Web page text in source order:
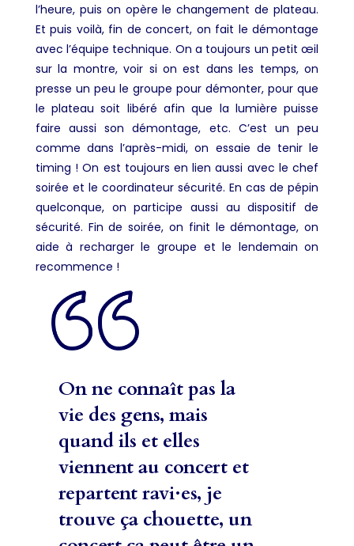
l’heure, puis on opère le changement de plateau.
Et puis voilà, fin de concert, on fait le démontage
avec l’équipe technique. On a toujours un petit œil
sur la montre, voir si on est dans les temps, on
presse un peu le groupe pour démonter, pour que
le plateau soit libéré afin que la lumière puisse
faire aussi son démontage, etc. C’est un peu
comme dans l’après-midi, on essaie de tenir le
timing ! On est toujours en lien aussi avec le chef
soirée et le coordinateur sécurité. En cas de pépin
quelconque, on participe aussi au dispositif de
sécurité. Fin de soirée, on finit le démontage, on
aide à recharger le groupe et le lendemain on
recommence !
On ne connaît pas la
vie des gens, mais
quand ils et elles
viennent au concert et
repartent ravi·es, je
trouve ça chouette, un